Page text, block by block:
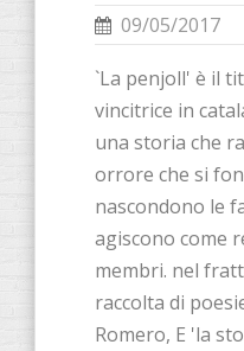
09/05/2017
`La penjoll' è il
vincitrice in
una storia che
orrore che si
nascondono le
agiscono come
membri. nel
raccolta di
Romero, E 'la